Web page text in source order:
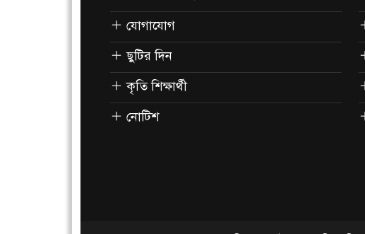
যোগাযোগ
ছুটির দিন
কৃতি শিক্ষার্থী
নোটিশ